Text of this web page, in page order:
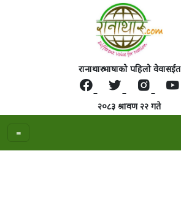
रानाथारु भाषाको पहिलो वेवासईत
२०८३ श्रावण २२ गते